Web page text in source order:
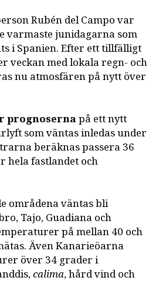
Rubén del Campo var
varmaste junidagarna som
i Spanien. Efter ett tillfälligt
veckan med lokala regn- och
nu atmosfären på nytt över
prognoserna på ett nytt
som väntas inledas under
beräknas passera 36
hela fastlandet och
områdena väntas bli
Tajo, Guadiana och
på mellan 40 och
Även Kanarieöarna
över 34 grader i
calima, hård vind och